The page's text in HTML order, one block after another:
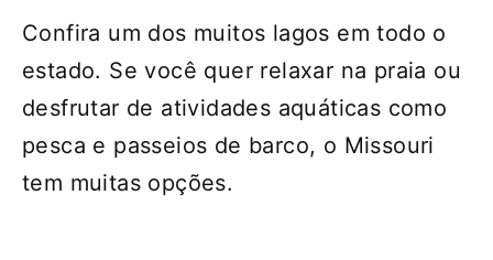
Confira um dos muitos lagos em todo o
estado. Se você quer relaxar na praia ou
desfrutar de atividades aquáticas como
pesca e passeios de barco, o Missouri
tem muitas opções.